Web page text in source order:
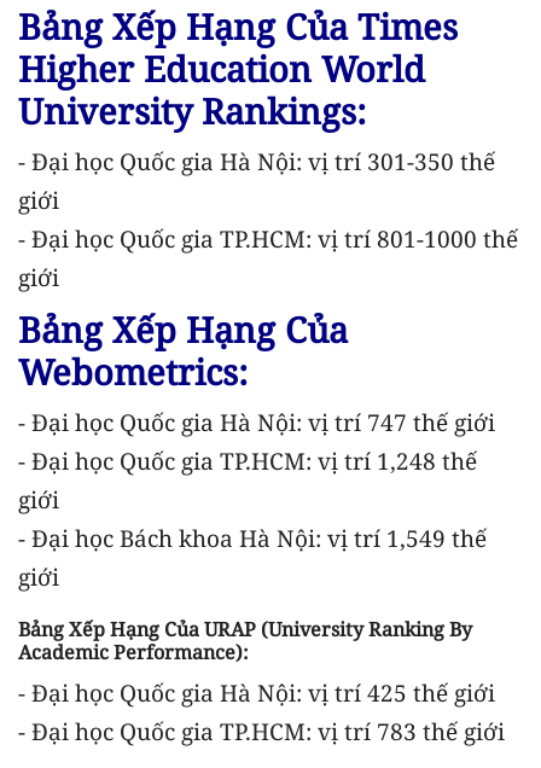
Bảng Xếp Hạng Của Times
Higher Education World
University Rankings:
- Đại học Quốc gia Hà Nội: vị trí 301-350 thế
giới
- Đại học Quốc gia TP.HCM: vị trí 801-1000 thế
giới
Bảng Xếp Hạng Của
Webometrics:
- Đại học Quốc gia Hà Nội: vị trí 747 thế giới
- Đại học Quốc gia TP.HCM: vị trí 1,248 thế
giới
- Đại học Bách khoa Hà Nội: vị trí 1,549 thế
giới
Bảng Xếp Hạng Của URAP (University Ranking By
Academic Performance):
- Đại học Quốc gia Hà Nội: vị trí 425 thế giới
- Đại học Quốc gia TP.HCM: vị trí 783 thế giới